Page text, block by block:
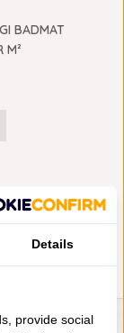
BADMAT
M²
Details
provide social